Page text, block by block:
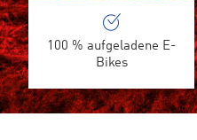
100 % aufgeladene E-
Bikes